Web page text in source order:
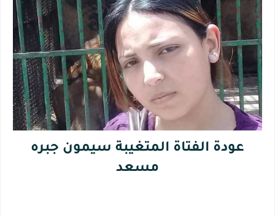
عودة الفتاة المتغيبة سيمون جبره
مسعد